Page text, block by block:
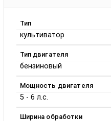
Тип
культиватор
Тип двигателя
бензиновый
Мощность двигателя
5 - 6 л.с.
Ширина обработки